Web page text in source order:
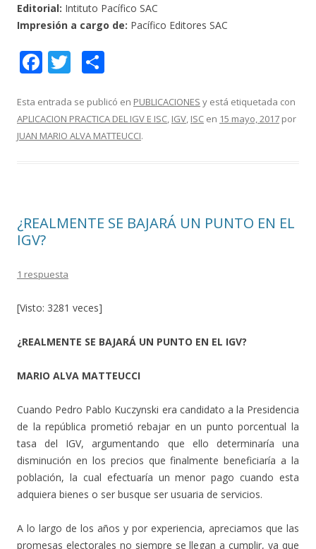
Editorial: Intituto Pacífico SAC
Impresión a cargo de: Pacífico Editores SAC
F
e
b
T
itt
er
m
p
Esta entrada se publicó en PUBLICACIONES y está etiquetada con
APLICACION PRACTICA DEL IGV E ISC, IGV, ISC en 15 mayo, 2017 por
JUAN MARIO ALVA MATTEUCCI.
¿REALMENTE SE BAJARÁ UN PUNTO EN EL
IGV?
1 respuesta
[Visto: 3281 veces]
¿REALMENTE SE BAJARÁ UN PUNTO EN EL IGV?
MARIO ALVA MATTEUCCI
Cuando Pedro Pablo Kuczynski era candidato a la Presidencia
de la república prometió rebajar en un punto porcentual la
tasa del IGV, argumentando que ello determinaría una
disminución en los precios que finalmente beneficiaría a la
población, la cual efectuaría un menor pago cuando esta
adquiera bienes o ser busque ser usuaria de servicios.
A lo largo de los años y por experiencia, apreciamos que las
promesas electorales no siempre se llegan a cumplir, ya que